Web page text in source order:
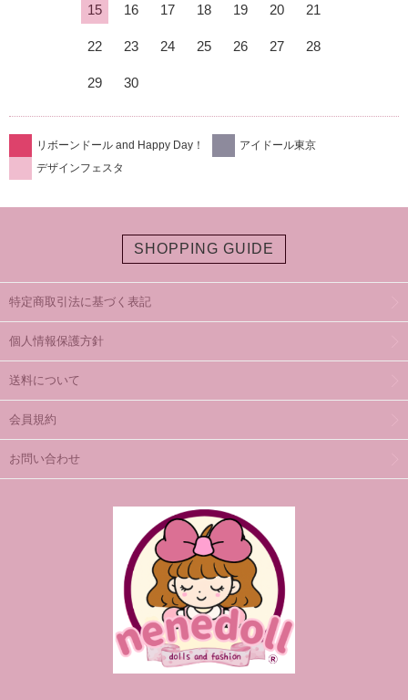
15 16 17 18 19 20 21
22 23 24 25 26 27 28
29 30
リボーンドール and Happy Day！
アイドール東京
デザインフェスタ
SHOPPING GUIDE
特定商取引法に基づく表記
個人情報保護方針
送料について
会員規約
お問い合わせ